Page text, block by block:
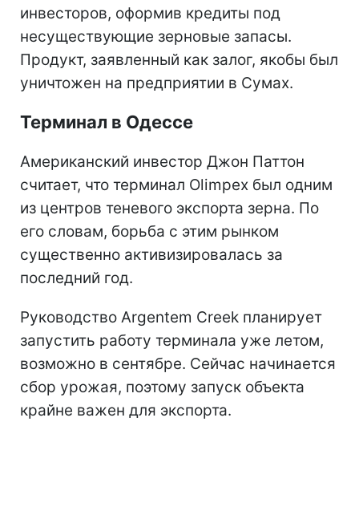
инвесторов, оформив кредиты под
несуществующие зерновые запасы.
Продукт, заявленный как залог, якобы был
уничтожен на предприятии в Сумах.
Терминал в Одессе
Американский инвестор Джон Паттон
считает, что терминал Olimpex был одним
из центров теневого экспорта зерна. По
его словам, борьба с этим рынком
существенно активизировалась за
последний год.
Руководство Argentem Creek планирует
запустить работу терминала уже летом,
возможно в сентябре. Сейчас начинается
сбор урожая, поэтому запуск объекта
крайне важен для экспорта.